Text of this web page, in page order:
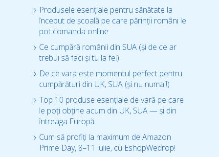
Produsele esențiale pentru sănătate la
început de școală pe care părinții români le
pot comanda online
Ce cumpără românii din SUA (și de ce ar
trebui să faci și tu la fel)
De ce vara este momentul perfect pentru
cumpărături din UK, SUA (și nu numai!)
Top 10 produse esențiale de vară pe care
le poți obține acum din UK, SUA — și din
întreaga Europă
Cum să profiți la maximum de Amazon
Prime Day, 8–11 iulie, cu EshopWedrop!